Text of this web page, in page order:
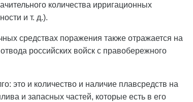
количества ирригационных
и т. д.).
средствах поражения также отражается на
российских войск с правобережного
это и количество и наличие плавсредств на
и запасных частей, которые есть в его